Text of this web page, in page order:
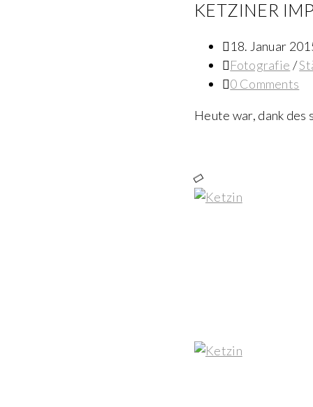
KETZINER
18. Januar
Fotografie /
0 Comments
Heute war, dank